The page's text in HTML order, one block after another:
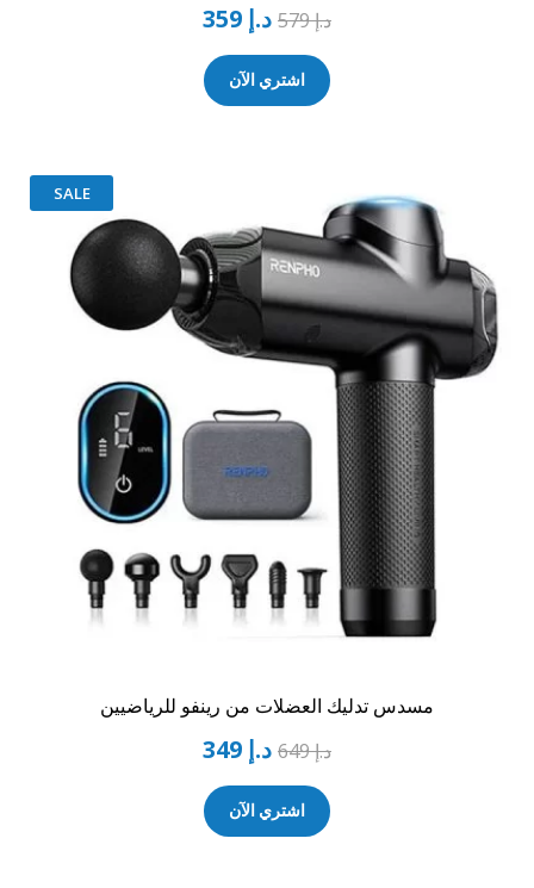
تم التقييم
من 5
د.إ579 د.إ
اشتري الآن
SALE
مسدس تدليك العضلات من رينفو للرياضيين
د.إ649 د.إ
اشتري الآن